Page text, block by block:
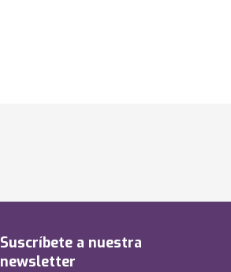
Suscríbete a nuestra
newsletter